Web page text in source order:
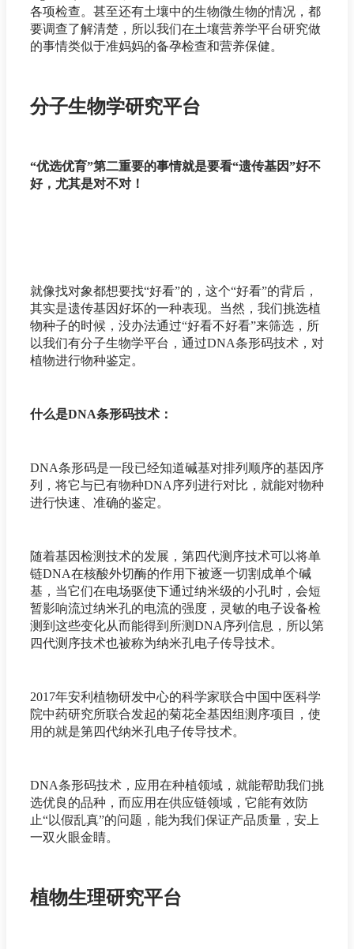
各项检查。甚至还有土壤中的生物微生物的情况，都
要调查了解清楚，所以我们在土壤营养学平台研究做
的事情类似于准妈妈的备孕检查和营养保健。
分子生物学研究平台
“优选优育”第二重要的事情就是要看“遗传基因”好不
好，尤其是对不对！
就像找对象都想要找“好看”的，这个“好看”的背后，
其实是遗传基因好坏的一种表现。当然，我们挑选植
物种子的时候，没办法通过“好看不好看”来筛选，所
以我们有分子生物学平台，通过DNA条形码技术，对
植物进行物种鉴定。
什么是DNA条形码技术：
DNA条形码是一段已经知道碱基对排列顺序的基因序
列，将它与已有物种DNA序列进行对比，就能对物种
进行快速、准确的鉴定。
随着基因检测技术的发展，第四代测序技术可以将单
链DNA在核酸外切酶的作用下被逐一切割成单个碱
基，当它们在电场驱使下通过纳米级的小孔时，会短
暂影响流过纳米孔的电流的强度，灵敏的电子设备检
测到这些变化从而能得到所测DNA序列信息，所以第
四代测序技术也被称为纳米孔电子传导技术。
2017年安利植物研发中心的科学家联合中国中医科学
院中药研究所联合发起的菊花全基因组测序项目，使
用的就是第四代纳米孔电子传导技术。
DNA条形码技术，应用在种植领域，就能帮助我们挑
选优良的品种，而应用在供应链领域，它能有效防
止“以假乱真”的问题，能为我们保证产品质量，安上
一双火眼金睛。
植物生理研究平台